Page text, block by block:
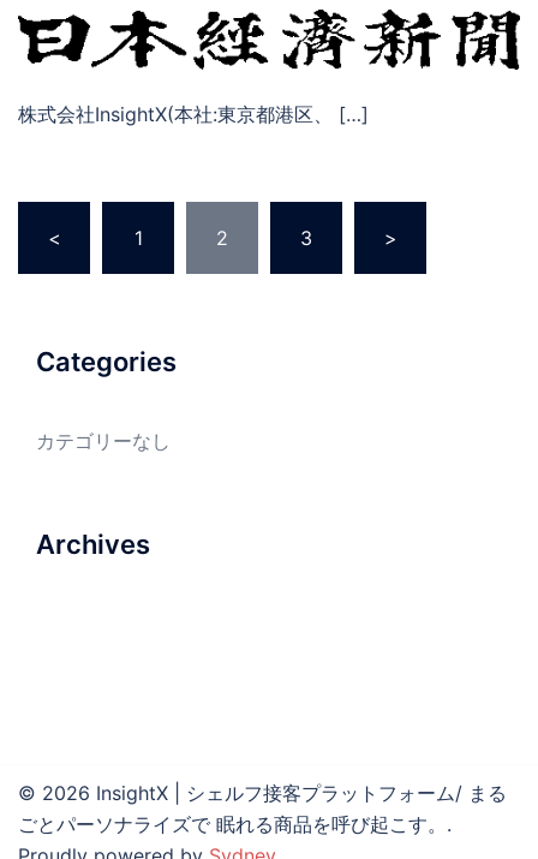
株式会社InsightX(本社:東京都港区、 […]
の
ー
り
< 1 2 3 >
Categories
カテゴリーなし
Archives
© 2026 InsightX | シェルフ接客プラットフォーム/ まる
ごとパーソナライズで 眠れる商品を呼び起こす。.